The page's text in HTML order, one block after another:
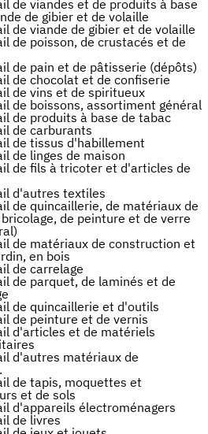
de viandes et de produits à base
de gibier et de volaille
de viande de gibier et de volaille
de poisson, de crustacés et de
de pain et de pâtisserie (dépôts)
de chocolat et de confiserie
de vins et de spiritueux
de boissons, assortiment général
de produits à base de tabac
de carburants
de tissus d'habillement
de linges de maison
de fils à tricoter et d'articles de
d'autres textiles
de quincaillerie, de matériaux de
de peinture et de verre
de matériaux de construction et
en bois
de carrelage
de parquet, de laminés et de
de quincaillerie et d'outils
de peinture et de vernis
d'articles et de matériels
d'autres matériaux de
de tapis, moquettes et
et de sols
d'appareils électroménagers
de livres